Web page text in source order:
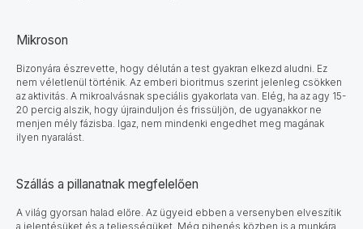
Mikroson
Bizonyára észrevette, hogy délután a test gyakran elkezd aludni. Ez
nem véletlenül történik. Az emberi bioritmus szerint jelenleg csökken
az aktivitás. A mikroalvásnak speciális gyakorlata van. Elég, ha az agy 15-
20 percig alszik, hogy újrainduljon és frissüljön, de ugyanakkor ne
menjen mély fázisba. Igaz, nem mindenki engedhet meg magának
ilyen nyaralást.
Szállás a pillanatnak megfelelően
A világ gyorsan halad előre. Az ügyeid ebben a versenyben elveszítik
a jelentésüket és a teljességüket. Még pihenés közben is a munkára